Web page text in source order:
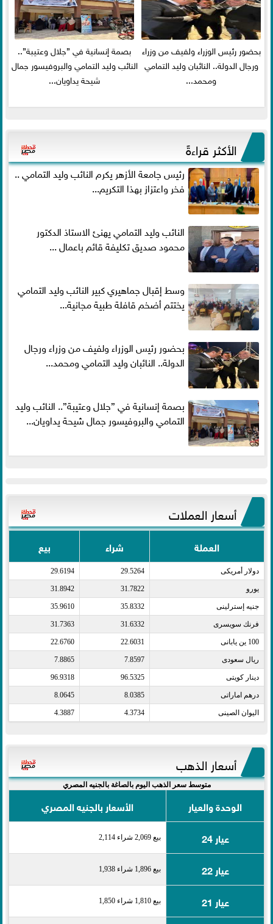
بحضور رئيس الوزراء ولفيف من وزراء
ورجال الدولة.. النائبان وليد التمامي
ومحمد...
بصمة إنسانية في ”جلال وعتيبة”..
النائب وليد التمامي والبروفيسور جمال
شيحة يداويان...
الأكثر قراءةً
رئيس جامعة الأزهر يكرم النائب وليد التمامي ..
فخر واعتزاز بهذا التكريم...
النائب وليد التمامي يهنئ الاستاذ الدكتور
محمود صديق تكليفة قائم باعمال ...
وسط إقبال جماهيري كبير النائب وليد التمامي
يختتم أضخم قافلة طبية مجانية...
بحضور رئيس الوزراء ولفيف من وزراء ورجال
الدولة.. النائبان وليد التمامي ومحمد...
بصمة إنسانية في ”جلال وعتيبة”.. النائب وليد
التمامي والبروفيسور جمال شيحة يداويان...
أسعار العملات
العملة شراء بيع
دولار أمريكى​ 29.5264
29.6194
يورو​ 31.7822
31.8942
جنيه إسترلينى​ 35.8332
35.9610
فرنك سويسرى​ 31.6332
31.7363
100 ين يابانى​ 22.6031
22.6760
ريال سعودى​ 7.8597
7.8865
دينار كويتى​ 96.5325
96.9318
درهم اماراتى​ 8.0385
8.0645
اليوان الصينى​ 4.3734
4.3887
أسعار الذهب
متوسط سعر الذهب اليوم بالصاغة بالجنيه المصري
الوحدة والعيار
الأسعار بالجنيه المصري
عيار 24
بيع 2,069 شراء 2,114
عيار 22 بيع 1,896 شراء 1,938
عيار 21 بيع 1,810 شراء 1,850